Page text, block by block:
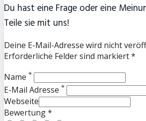
Du hast eine Frage oder eine
Teile sie mit uns!
Deine E-Mail-Adresse wird nicht
Erforderliche Felder sind markiert *
Name *
E-Mail Adresse *
Webseite
Bewertung *